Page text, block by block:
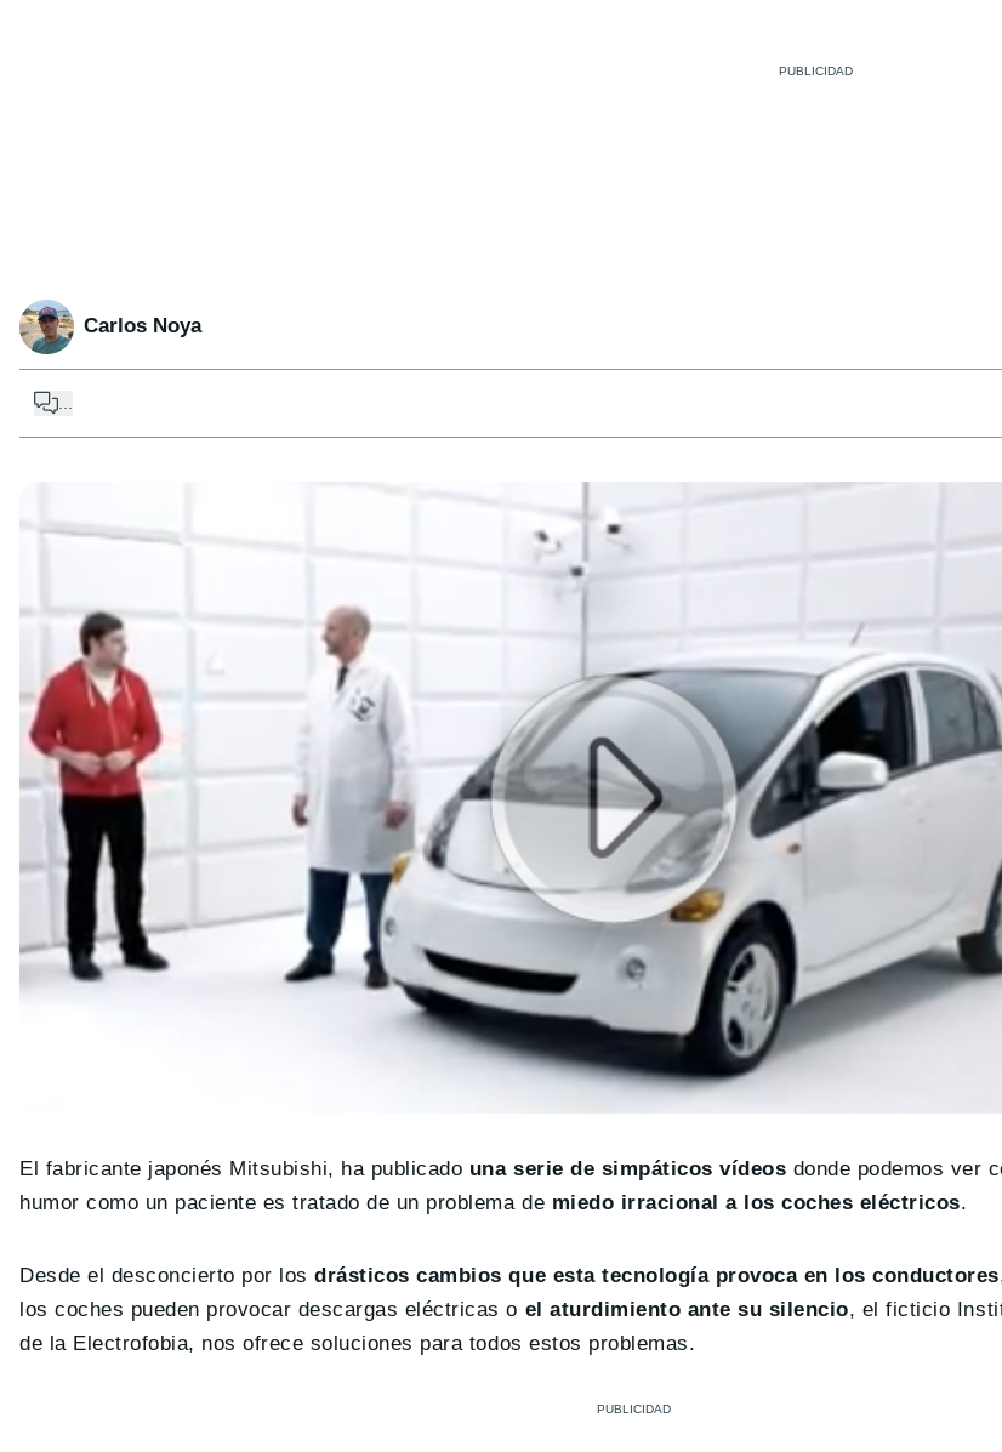
Carlos Noya
El fabricante japonés Mitsubishi, ha publicado una serie de simpáticos vídeos donde podemos ver
humor como un paciente es tratado de un problema de miedo irracional a los coches eléctricos.
Desde el desconcierto por losdrásticos cambios que esta tecnología provoca en los conductores
los coches pueden provocar descargas eléctricas o el aturdimiento ante su silencio, el ficticio
de la Electrofobia, nos ofrece soluciones para todos estos problemas.